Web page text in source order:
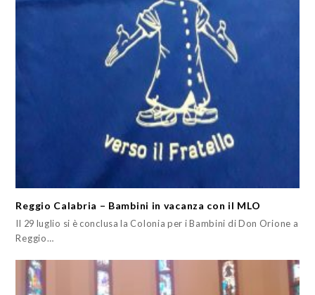
Reggio Calabria – Bambini in vacanza con il MLO
Il 29 luglio si è conclusa la Colonia per i Bambini di Don Orione a
Reggio…